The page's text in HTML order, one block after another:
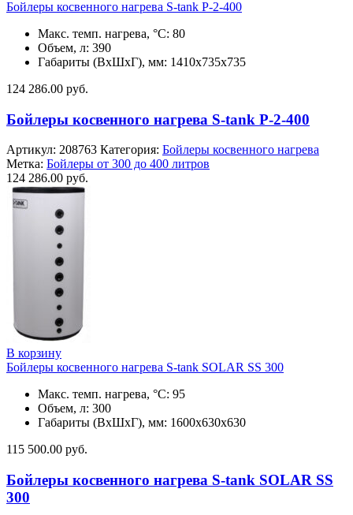
Бойлеры косвенного нагрева S-tank P-2-400
Макс. темп. нагрева, °С: 80
Объем, л: 390
Габариты (ВхШхГ), мм: 1410x735x735
124 286.00 руб.
Бойлеры косвенного нагрева S-tank P-2-400
Артикул: 208763 Категория: Бойлеры косвенного нагрева
Метка: Бойлеры от 300 до 400 литров
124 286.00 руб.
В корзину
Бойлеры косвенного нагрева S-tank SOLAR SS 300
Макс. темп. нагрева, °С: 95
Объем, л: 300
Габариты (ВхШхГ), мм: 1600х630х630
115 500.00 руб.
Бойлеры косвенного нагрева S-tank SOLAR SS
300